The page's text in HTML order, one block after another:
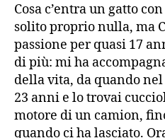
Cosa c’entra un gatto
solito proprio nulla, ma
passione per quasi 17
di più: mi ha
della vita, da quando
23 anni e lo trovai
motore di un camion,
quando ci ha lasciato.